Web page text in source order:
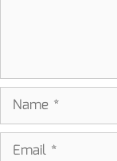
Name
Email